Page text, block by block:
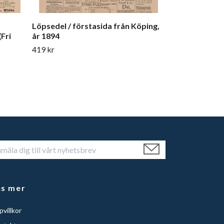
Löpsedel / förstasida från Köping,
år 1894
419 kr
mer